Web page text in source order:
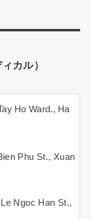
カル）
Ho Ward., Ha
Phu St., Xuan
Ngoc Han St.,